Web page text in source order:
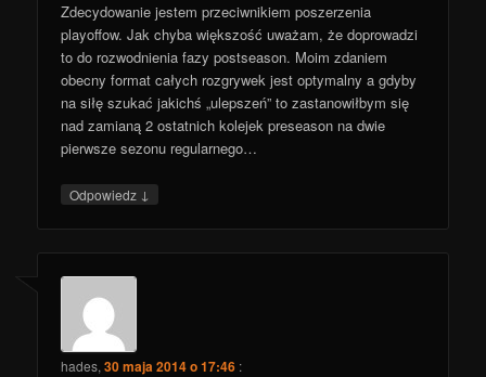
Zdecydowanie jestem przeciwnikiem poszerzenia
playoffow. Jak chyba większość uważam, że doprowadzi
to do rozwodnienia fazy postseason. Moim zdaniem
obecny format całych rozgrywek jest optymalny a gdyby
na siłę szukać jakichś „ulepszeń” to zastanowiłbym się
nad zamianą 2 ostatnich kolejek preseason na dwie
pierwsze sezonu regularnego…
Odpowiedz ↓
hades,30 maja 2014 o 17:46 :